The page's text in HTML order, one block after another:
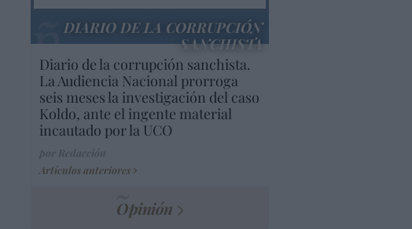
DIARIO DE LA CORRUPCIÓN
SANCHISTA
Diario de la corrupción sanchista.
La Audiencia Nacional prorroga
seis meses la investigación del caso
Koldo, ante el ingente material
incautado por la UCO
Artículos anteriores
Opinión